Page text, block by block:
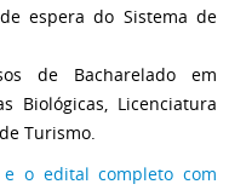
espera do Sistema de
de Bacharelado em
Biológicas, Licenciatura
Turismo.
o edital completo com